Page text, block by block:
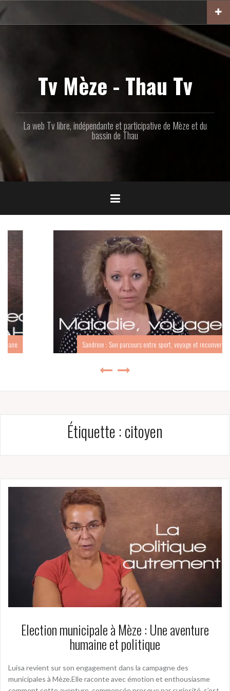
au
contenu
Tv Mèze - Thau Tv
La web Tv libre, indépendante et participative de Mèze et du
bassin de Thau
Sandrine : Son parcours entre sport, voyage et reconversion
Étiquette :citoyen
Election municipale à Mèze : Une aventure
humaine et politique
Luisa revient sur son engagement dans la campagne des
municipales à Mèze.Elle raconte avec émotion et enthousiasme